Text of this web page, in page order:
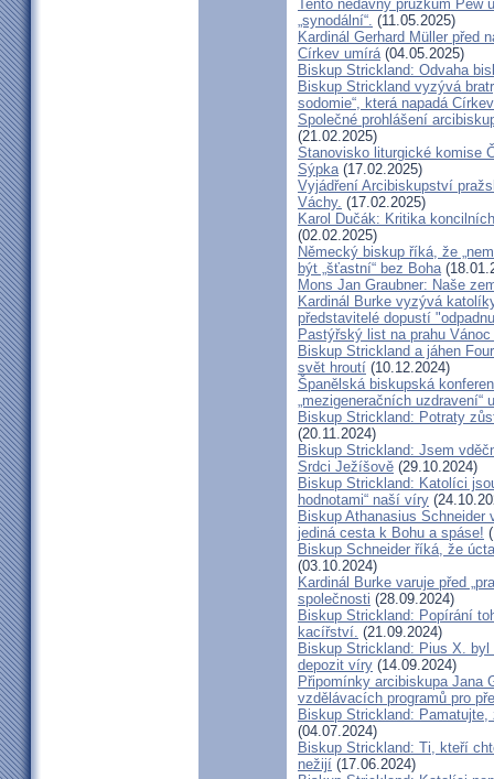
Tento nedávný průzkum Pew
„synodální“. (11.05.2025)
Kardinál Gerhard Müller před
Církev umírá(04.05.2025)
Biskup Strickland: Odvaha
Biskup Strickland vyzývá
sodomie“, která napadá Církev
Společné prohlášení
(21.02.2025)
Stanovisko liturgické komise
Sýpka(17.02.2025)
Vyjádření Arcibiskupství
Váchy. (17.02.2025)
Karol Dučák: Kritika
(02.02.2025)
Německý biskup říká, že
být „šťastní“ bez Boha
Mons Jan Graubner: Naše
Kardinál Burke vyzývá
představitelé dopustí
Pastýřský list na prahu
Biskup Strickland a jáhen
svět hroutí (10.12.2024)
Španělská biskupská
„mezigeneračních
Biskup Strickland: Potraty
(20.11.2024)
Biskup Strickland: Jsem
Srdci Ježíšově (29.10.2024)
Biskup Strickland: Katolíci
hodnotami“ naší víry
Biskup Athanasius
jediná cesta k Bohu a spáse!
Biskup Schneider říká, že
(03.10.2024)
Kardinál Burke varuje před
společnosti (28.09.2024)
Biskup Strickland: Popírání
kacířství. (21.09.2024)
Biskup Strickland: Pius X.
depozit víry (14.09.2024)
Připomínky arcibiskupa Jana
vzdělávacích programů pro
Biskup Strickland:
(04.07.2024)
Biskup Strickland: Ti, kteří
nežijí (17.06.2024)